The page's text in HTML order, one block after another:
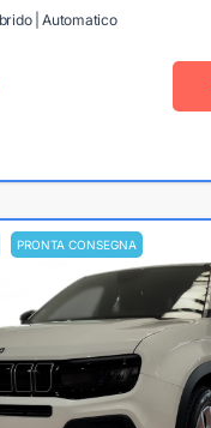
| Automatico
PRONTA CONSEGNA